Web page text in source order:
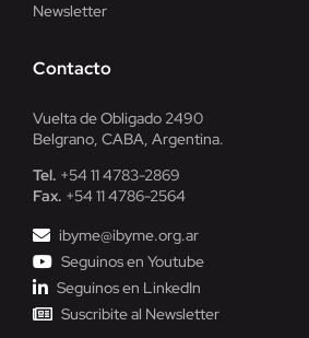
Newsletter
Contacto
Vuelta de Obligado 2490
Belgrano, CABA, Argentina.
Tel. +54 11 4783-2869
Fax. +54 11 4786-2564
ibyme@ibyme.org.ar
Seguinos en Youtube
Seguinos en LinkedIn
Suscribite al Newsletter